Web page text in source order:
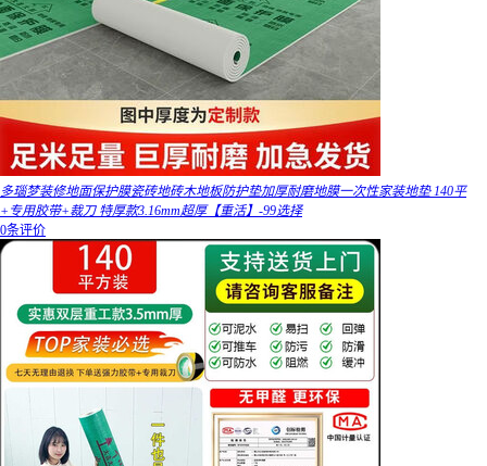
多瑙梦装修地面保护膜瓷砖地砖木地板防护垫加厚耐磨地膜一次性家装地垫 140平
+专用胶带+裁刀 特厚款3.16mm超厚【重活】-99选择
0条评价